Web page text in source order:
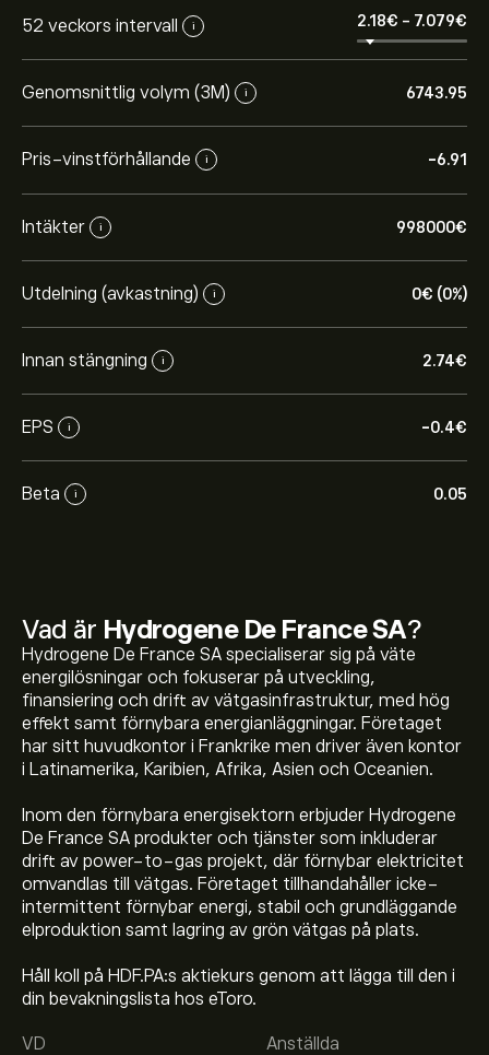
52 veckors intervall i 2.18‎€‎ - 7.079‎€‎
Genomsnittlig volym (3M) i 6743.95
Pris-vinstförhållande i -6.91
Intäkter i 998000‎€‎
Utdelning (avkastning) i 0‎€‎ (0%)
Innan stängning i 2.74‎€‎
EPS i -0.4‎€‎
Beta i 0.05
Vad är Hydrogene De France SA?
Hydrogene De France SA specialiserar sig på väte
energilösningar och fokuserar på utveckling,
finansiering och drift av vätgasinfrastruktur, med hög
effekt samt förnybara energianläggningar. Företaget
har sitt huvudkontor i Frankrike men driver även kontor
i Latinamerika, Karibien, Afrika, Asien och Oceanien.
Inom den förnybara energisektorn erbjuder Hydrogene
De France SA produkter och tjänster som inkluderar
drift av power-to-gas projekt, där förnybar elektricitet
omvandlas till vätgas. Företaget tillhandahåller icke-
intermittent förnybar energi, stabil och grundläggande
elproduktion samt lagring av grön vätgas på plats.
Håll koll på HDF.PA:s aktiekurs genom att lägga till den i
din bevakningslista hos eToro.
VD
Anställda
Aktiekursen live för HDF.PA är 2.740‎€‎.